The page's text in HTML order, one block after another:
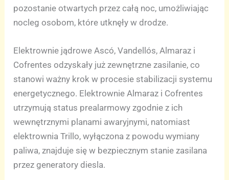
pozostanie otwartych przez całą noc, umożliwiając
nocleg osobom, które utknęły w drodze.
Elektrownie jądrowe Ascó, Vandellós, Almaraz i
Cofrentes odzyskały już zewnętrzne zasilanie, co
stanowi ważny krok w procesie stabilizacji systemu
energetycznego. Elektrownie Almaraz i Cofrentes
utrzymują status prealarmowy zgodnie z ich
wewnętrznymi planami awaryjnymi, natomiast
elektrownia Trillo, wyłączona z powodu wymiany
paliwa, znajduje się w bezpiecznym stanie zasilana
przez generatory diesla.